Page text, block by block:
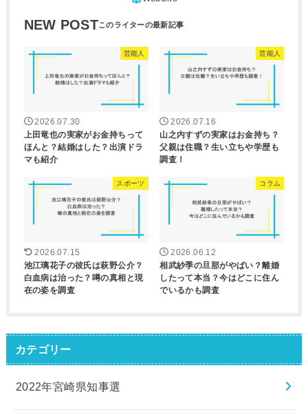
NEW POST
芸能人
2026.07.30
上田竜也の実家がお金持ちって
ほんと？結婚はした？出演ドラ
マも紹介
芸能人
2026.07.16
山之内すずの実家はお金持ち？
父親は住職？生い立ちや学歴も
調査！
スポーツ
2026.07.15
池江璃花子の彼氏は萩野公介？
白血病は治った？噂の真相と現
在の姿を調査
コラム
2026.06.12
相武紗季の旦那がやばい？離婚
したって本当？今はどこに住ん
でいるかも調査
カテゴリー
2022年宮崎県知事選